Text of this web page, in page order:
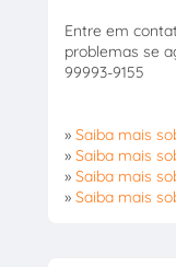
Entre em
problemas se
99993-9155
» Saiba mais
» Saiba mais
» Saiba mais
» Saiba mais